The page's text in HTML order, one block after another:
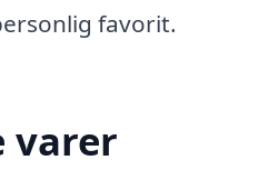
favorit.
varer